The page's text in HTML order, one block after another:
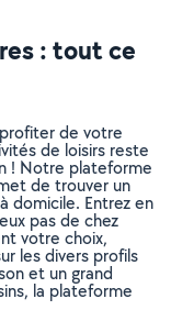
: tout ce
de votre
de loisirs reste
! Notre plateforme
de trouver un
domicile. Entrez en
pas de chez
votre choix,
les divers profils
et un grand
la plateforme